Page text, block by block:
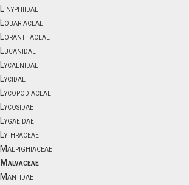
Linyphiidae
Lobariaceae
Loranthaceae
Lucanidae
Lycaenidae
Lycidae
Lycopodiaceae
Lycosidae
Lygaeidae
Lythraceae
Malpighiaceae
Malvaceae
Mantidae